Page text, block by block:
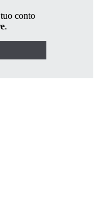
conto
.